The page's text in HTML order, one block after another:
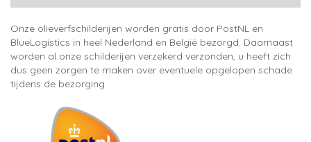
Onze olieverfschilderijen worden gratis door PostNL en
BlueLogistics in heel Nederland en België bezorgd. Daarnaast
worden al onze schilderijen verzekerd verzonden, u heeft zich
dus geen zorgen te maken over eventuele opgelopen schade
tijdens de bezorging.